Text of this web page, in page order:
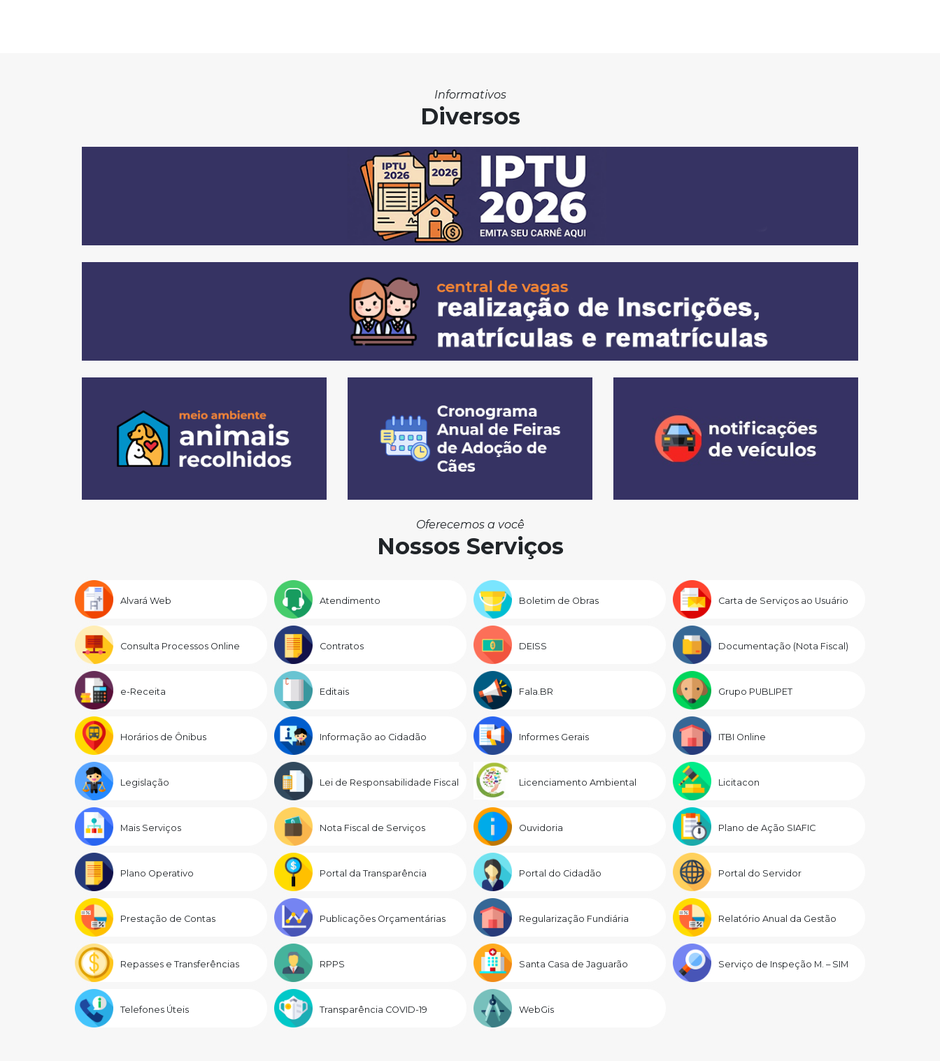
Informativos
Diversos
Oferecemos a você
Nossos Serviços
Alvará Web Atendimento Boletim de Obras Carta de Serviços ao Usuário
Consulta Processos Online Contratos DEISS Documentação (Nota Fiscal)
e-Receita Editais Fala.BR Grupo PUBLIPET
Horários de Ônibus Informação ao Cidadão Informes Gerais ITBI Online
Legislação Lei de Responsabilidade Fiscal Licenciamento Ambiental Licitacon
Mais Serviços Nota Fiscal de Serviços Ouvidoria Plano de Ação SIAFIC
Plano Operativo Portal da Transparência Portal do Cidadão Portal do Servidor
Prestação de Contas Publicações Orçamentárias Regularização Fundiária Relatório Anual da Gestão
Repasses e Transferências RPPS Santa Casa de Jaguarão Serviço de Inspeção M. – SIM
Telefones Úteis Transparência COVID-19 WebGis